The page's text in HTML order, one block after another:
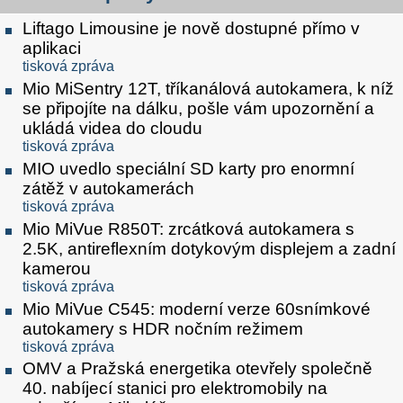
Liftago Limousine je nově dostupné přímo v
aplikaci
tisková zpráva
Mio MiSentry 12T, tříkanálová autokamera, k níž
se připojíte na dálku, pošle vám upozornění a
ukládá videa do cloudu
tisková zpráva
MIO uvedlo speciální SD karty pro enormní
zátěž v autokamerách
tisková zpráva
Mio MiVue R850T: zrcátková autokamera s
2.5K, antireflexním dotykovým displejem a zadní
kamerou
tisková zpráva
Mio MiVue C545: moderní verze 60snímkové
autokamery s HDR nočním režimem
tisková zpráva
OMV a Pražská energetika otevřely společně
40. nabíjecí stanici pro elektromobily na